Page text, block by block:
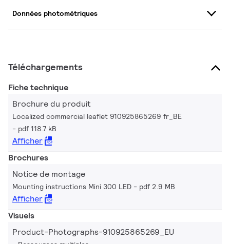
Données photométriques
Téléchargements
Fiche technique
Brochure du produit
Localized commercial leaflet 910925865269 fr_BE
pdf 118.7 kB
Afficher
Brochures
Notice de montage
Mounting instructions Mini 300 LED pdf 2.9 MB
Afficher
Visuels
Product-Photographs-910925865269_EU